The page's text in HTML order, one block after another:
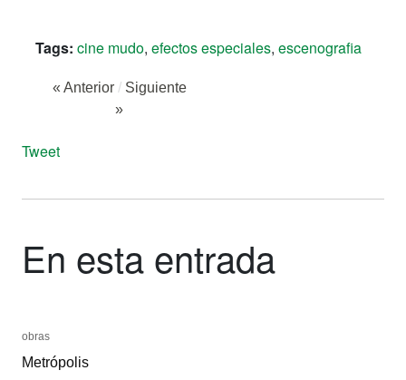
Tags: cine mudo, efectos especiales, escenografia
« Anterior / Siguiente
»
Tweet
En esta entrada
obras
Metrópolis
obras
Metrópolis